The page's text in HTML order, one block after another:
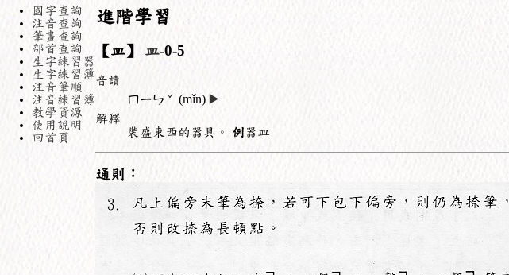
國字查詢
注音查詢
筆畫查詢
部首查詢
生字練習器
生字練習簿
注音筆順
注音練習簿
教學資源
使用說明
回首頁
進階學習
【皿】 皿-0-5
音讀
ㄇㄧㄣ ˇ (mǐn) ▶️
解釋
裝盛東西的器具。 例器皿
通則：